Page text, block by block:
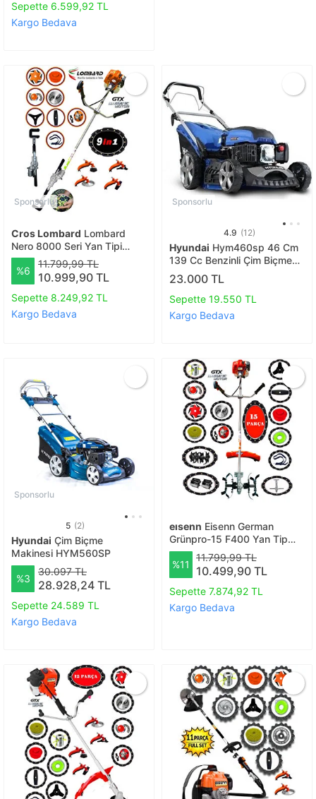
Sepette 6.599,92 TL
Kargo Bedava
Sponsorlu
Cros Lombard Lombard
Nero 8000 Seri Yan Tipi
Benzinli Motorlu Tırpan +
Zeytin Badem Hasat
Makinası 10 Parça Özel Set
%6
11.799,99 TL
10.999,90 TL
Sepette 8.249,92 TL
Kargo Bedava
Sponsorlu
4.9 (12)
Hyundai Hym460sp 46 Cm
139 Cc Benzinli Çim Biçme
Makinası Şanzımanlı
23.000 TL
Sepette 19.550 TL
Kargo Bedava
Sponsorlu
5 (2)
Hyundai Çim Biçme
Makinesi HYM560SP
%3
30.097 TL
28.928,24 TL
Sepette 24.589 TL
Kargo Bedava
eısenn Eisenn German
Grünpro-15 F400 Yan Tip
Tırpan + Akrobat Çapalama
+ Toprak Eşeleme 15 Parça
Tam Set
%11
11.799,99 TL
10.499,90 TL
Sepette 7.874,92 TL
Kargo Bedava